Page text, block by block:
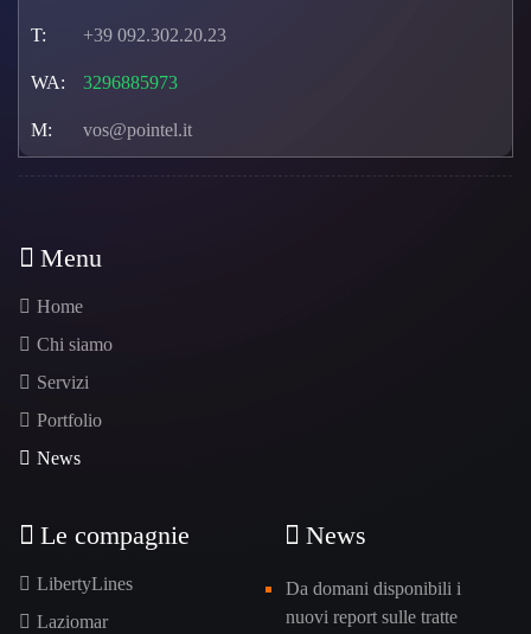
T: +39 092.302.20.23
WA: 3296885973
M: vos@pointel.it
Menu
Home
Chi siamo
Servizi
Portfolio
News
Le compagnie
LibertyLines
Laziomar
News
Da domani disponibili i
nuovi report sulle tratte